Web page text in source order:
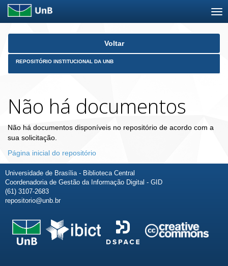
Skip
Voltar
REPOSITÓRIO INSTITUCIONAL DA UNB
Não há documentos
Não há documentos disponíveis no repositório de acordo com a
sua solicitação.
Página inicial do repositório
Universidade de Brasília - Biblioteca Central
Coordenadoria de Gestão da Informação Digital - GID
(61) 3107-2683
repositorio@unb.br